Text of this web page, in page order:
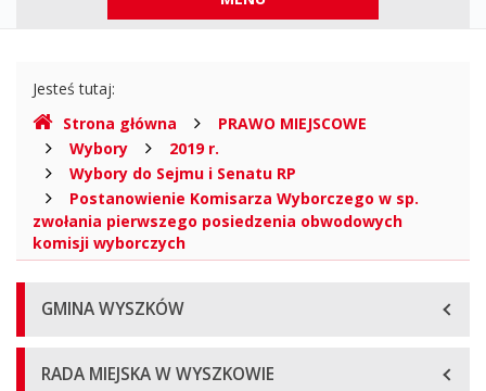
Gdzie
jesteśmy
Jesteś tutaj:
Strona główna
PRAWO MIEJSCOWE
Wybory
2019 r.
Wybory do Sejmu i Senatu RP
Postanowienie Komisarza Wyborczego w sp.
zwołania pierwszego posiedzenia obwodowych
komisji wyborczych
Menu
główne
GMINA WYSZKÓW
RADA MIEJSKA W WYSZKOWIE